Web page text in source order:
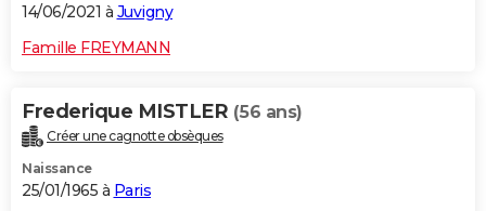
14/06/2021 à Juvigny
Famille FREYMANN
Frederique MISTLER (56 ans)
Créer une cagnotte obsèques
Naissance
25/01/1965 à Paris